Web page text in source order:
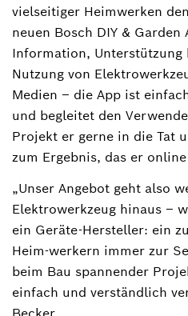
vielseitiger Heimwerken
neuen Bosch DIY &
Information, Unterstützung
Nutzung von
Medien ‒ die App ist
und begleitet den
Projekt er gerne in die Tat
zum Ergebnis, das er
„Unser Angebot geht also
Elektrowerkzeug hinaus –
ein Geräte-Hersteller: ein
Heim-werkern immer zur
beim Bau spannender
einfach und verständlich